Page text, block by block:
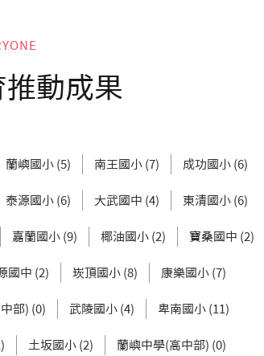
動成果
蘭嶼國小 (5) 南王國小 (7) 成功國小 (6)
泰源國小 (6) 大武國中 (4) 東清國小 (6)
嘉蘭國小 (9) 椰油國小 (2) 寶桑國中 (2)
國中 (2) 崁頂國小 (8) 康樂國小 (7)
部) (0) 武陵國小 (4) 卑南國小 (11)
土坂國小 (2) 蘭嶼中學(高中部) (0)